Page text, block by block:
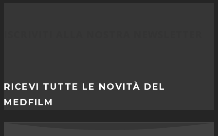
RICEVI TUTTE LE NOVITÀ DEL
MEDFILM